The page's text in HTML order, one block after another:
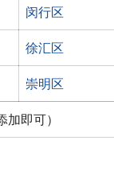
闵行区
徐汇区
崇明区
即可）